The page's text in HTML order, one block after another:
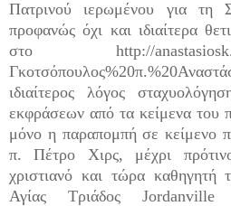
Πατρινού ιερωμένου για τη
προφανώς όχι και ιδιαίτερα
στο http://
ιδιαίτερος λόγος
εκφράσεων από τα κείμενα του
μόνο η παραπομπή σε κείμενο
π. Πέτρο Χιρς, μέχρι
χριστιανό και τώρα καθηγητή
Αγίας Τριάδος